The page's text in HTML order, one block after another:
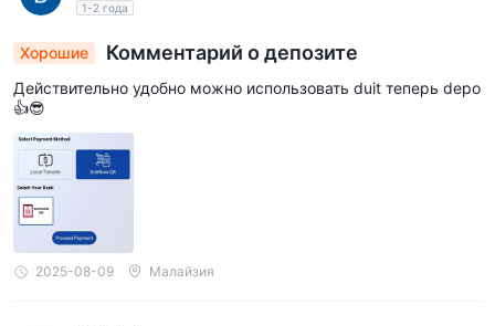
1-2 года
Хорошие Комментарий о депозите
Действительно удобно можно использовать duit теперь depo
👍😎
2025-08-09 Малайзия